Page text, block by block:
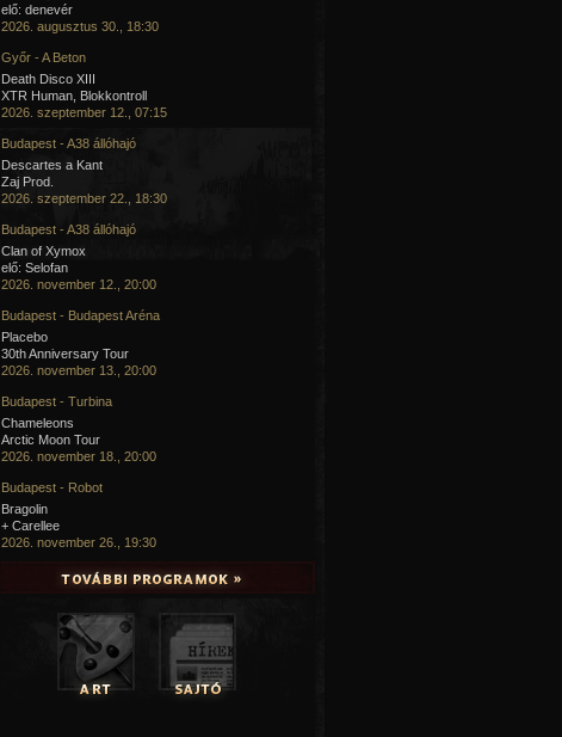
elő: denevér
2026. augusztus 30., 18:30
Győr - A Beton
Death Disco XIII
XTR Human, Blokkontroll
2026. szeptember 12., 07:15
Budapest - A38 állóhajó
Descartes a Kant
Zaj Prod.
2026. szeptember 22., 18:30
Budapest - A38 állóhajó
Clan of Xymox
elő: Selofan
2026. november 12., 20:00
Budapest - Budapest Aréna
Placebo
30th Anniversary Tour
2026. november 13., 20:00
Budapest - Turbina
Chameleons
Arctic Moon Tour
2026. november 18., 20:00
Budapest - Robot
Bragolin
+ Carellee
2026. november 26., 19:30